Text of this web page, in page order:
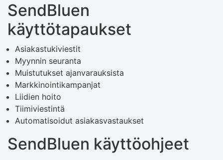
SendBluen
käyttötapaukset
Asiakastukiviestit
Myynnin seuranta
Muistutukset ajanvarauksista
Markkinointikampanjat
Liidien hoito
Tiimiviestintä
Automatisoidut asiakasvastaukset
SendBluen käyttöohjeet